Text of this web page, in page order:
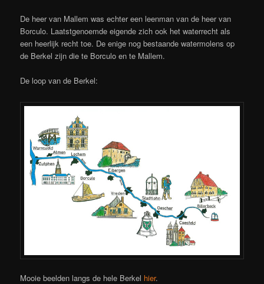
De heer van Mallem was echter een leenman van de heer van
Borculo. Laatstgenoemde eigende zich ook het waterrecht als
een heerlijk recht toe. De enige nog bestaande watermolens op
de Berkel zijn die te Borculo en te Mallem.
De loop van de Berkel:
Mooie beelden langs de hele Berkel hier.